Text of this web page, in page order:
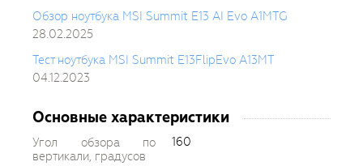
Обзор ноутбука MSI Summit E13 AI Evo A1MTG
28.02.2025
Тест ноутбука MSI Summit E13FlipEvo A13MT
04.12.2023
Основные характеристики
Угол обзора по
вертикали, градусов
160